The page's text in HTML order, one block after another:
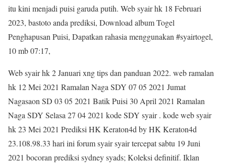
itu kini menjadi puisi garuda putih. Web syair hk 18 Februari
2023, bastoto anda prediksi, Download album Togel
Penghapusan Puisi, Dapatkan rahasia menggunakan #syairtogel,
10 mb 07:17,
Web syair hk 2 Januari xng tips dan panduan 2022. web ramalan
hk 12 Mei 2021 Ramalan Naga SDY 07 05 2021 Jumat
Nagasaon SD 03 05 2021 Batik Puisi 30 April 2021 Ramalan
Naga SDY Selasa 27 04 2021 kode SDY syair . kode web syair
hk 23 Mei 2021 Prediksi HK Keraton4d by HK Keraton4d
23.108.98.33 hari ini forum syair syair tercepat sabtu 19 Juni
2021 bocoran prediksi sydney syads; Koleksi definitif. Iklan